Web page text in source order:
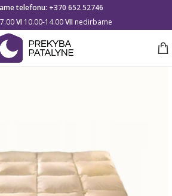
telefonu: +370 652 52746
VI 10.00-14.00VII nedirbame